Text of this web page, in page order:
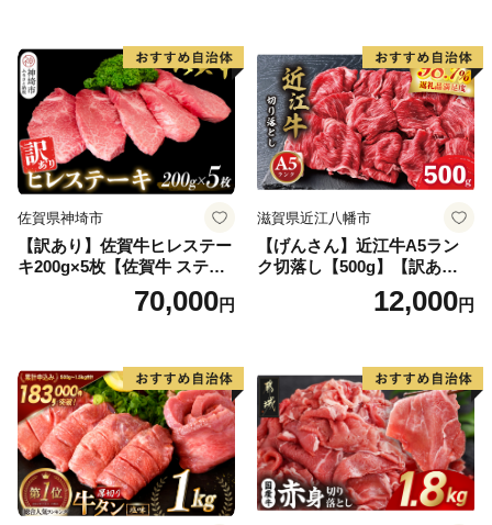
気】(H083106)
佐賀県神埼市
【訳あり】佐賀牛ヒレステー
キ200g×5枚【佐賀牛 ステー
キ ブランド肉 ヒレ肉 フィレ
肉 ジューシー ヘルシー】(H0
70,000円
滋賀県近江八幡市
【げんさん】近江牛A5ラン
ク切落し【500g】【訳あり】
12,000円